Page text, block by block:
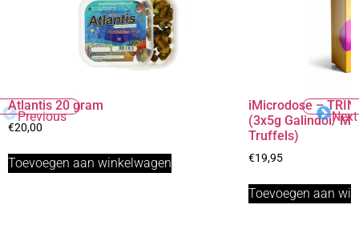
Previous
Atlantis 20 gram
€20,00
Toevoegen aan winkelwagen
iMicrodose –
(3x5g Galindoi/
Truffels)
€19,95
Toevoegen aan
Next